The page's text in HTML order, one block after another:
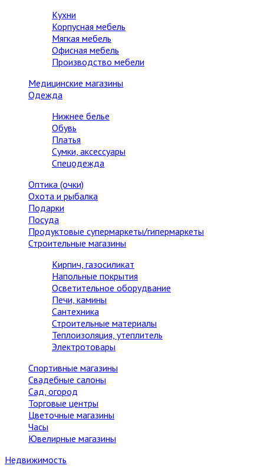
Кухни
Корпусная мебель
Мягкая мебель
Офисная мебель
Производство мебели
Медицинские магазины
Одежда
Нижнее белье
Обувь
Платья
Сумки, аксессуары
Спецодежда
Оптика (очки)
Охота и рыбалка
Подарки
Посуда
Продуктовые супермаркеты/гипермаркеты
Строительные магазины
Кирпич, газосиликат
Напольные покрытия
Осветительное оборудвание
Печи, камины
Сантехника
Строительные материалы
Теплоизоляция, утеплитель
Электротовары
Спортивные магазины
Свадебные салоны
Сад, огород
Торговые центры
Цветочные магазины
Часы
Ювелирные магазины
Недвижимость